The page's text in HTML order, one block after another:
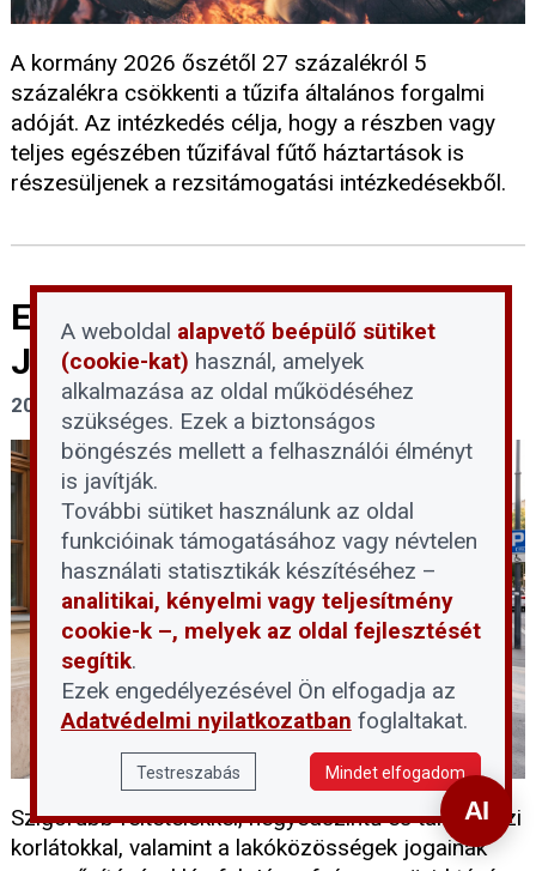
A kormány 2026 őszétől 27 százalékról 5
százalékra csökkenti a tűzifa általános forgalmi
adóját. Az intézkedés célja, hogy a részben vagy
teljes egészében tűzifával fűtő háztartások is
részesüljenek a rezsitámogatási intézkedésekből.
Ezek az új Airbnb-szabályok
Józsefvárosban
2026. július 29.
Szigorúbb feltételekkel, negyedszintű és társasházi
korlátokkal, valamint a lakóközösségek jogainak
A weboldal alapvető beépülő sütiket
(cookie-kat) használ, amelyek
alkalmazása az oldal működéséhez
szükséges. Ezek a biztonságos
böngészés mellett a felhasználói élményt
is javítják.
További sütiket használunk az oldal
funkcióinak támogatásához vagy névtelen
használati statisztikák készítéséhez –
analitikai, kényelmi vagy teljesítmény
cookie-k –, melyek az oldal fejlesztését
segítik.
Ezek engedélyezésével Ön elfogadja az
Adatvédelmi nyilatkozatban foglaltakat.
Testreszabás Mindet elfogadom